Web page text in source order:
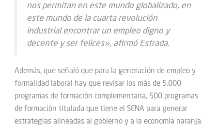
nos permitan en este mundo globalizado, en
este mundo de la cuarta revolución
industrial encontrar un empleo digno y
decente y ser felices», afirmó Estrada.
Además, que señaló que para la generación de empleo y
formalidad laboral hay que revisar los más de 5.000
programas de formación complementaria, 500 programas
de formación titulada que tiene el SENA para generar
estrategias alineadas al gobierno y a la economía naranja.